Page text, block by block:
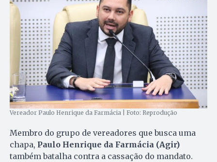
Vereador Paulo Henrique da Farmácia | Foto: Reprodução
Membro do grupo de vereadores que busca uma
chapa, Paulo Henrique da Farmácia (Agir)
também batalha contra a cassação do mandato.